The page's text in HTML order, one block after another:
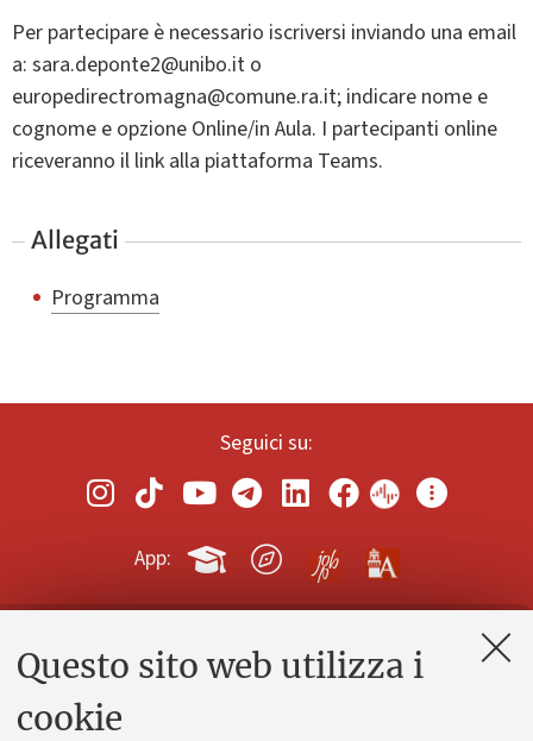
Questo sito web utilizza i
cookie
Per partecipare è necessario iscriversi inviando una email
a: sara.deponte2@unibo.it o
europedirectromagna@comune.ra.it; indicare nome e
cognome e opzione Online/in Aula. I partecipanti online
riceveranno il link alla piattaforma Teams.
Allegati
Programma
Seguici su:
App:
Contatti e PEC